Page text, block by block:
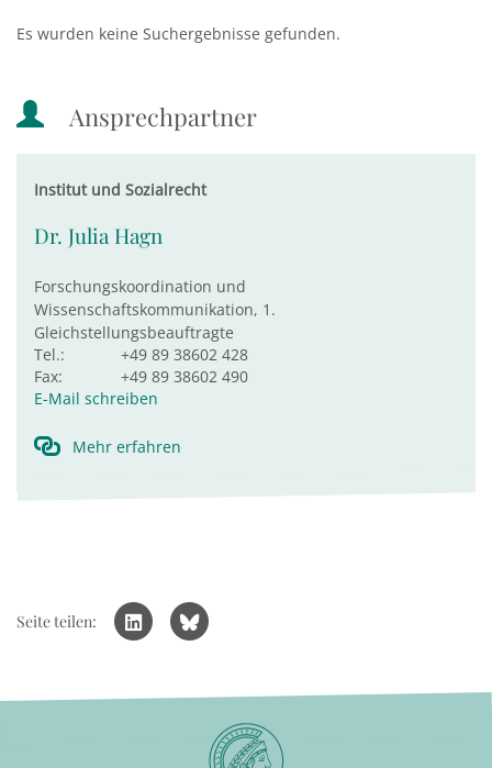
Es wurden keine Suchergebnisse gefunden.
Ansprechpartner
Institut und Sozialrecht
Dr. Julia Hagn
Forschungskoordination und
Wissenschaftskommunikation, 1.
Gleichstellungsbeauftragte
Tel.:
+49 89 38602 428
Fax:
+49 89 38602 490
E-Mail schreiben
Mehr erfahren
Seite teilen: